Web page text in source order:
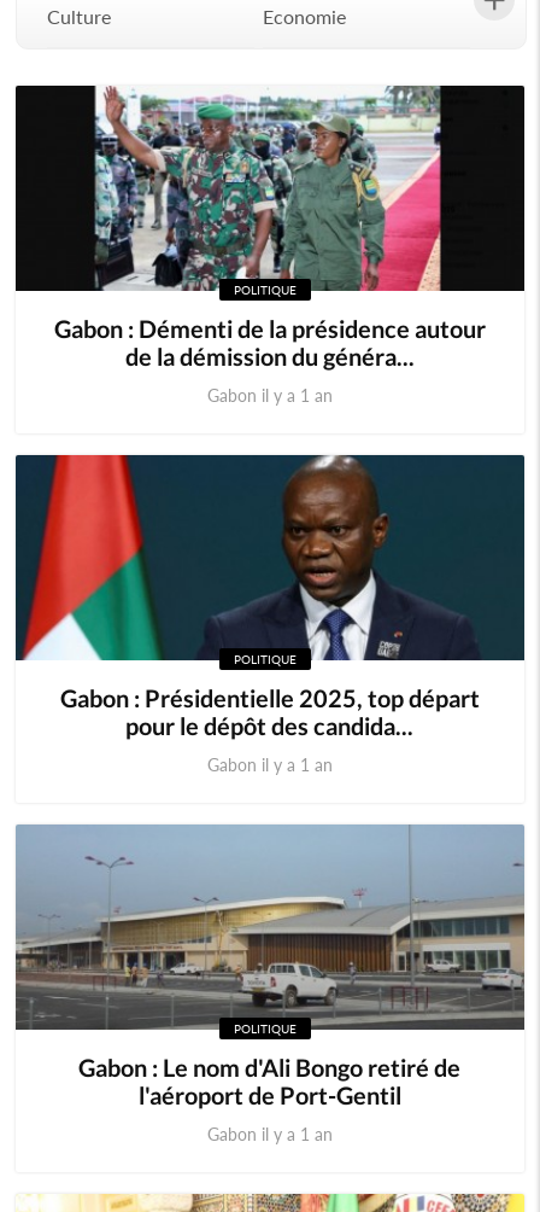
Culture Economie
Justice Mode
Politique Santé
Science Société
POLITIQUE
Gabon : Démenti de la présidence autour
de la démission du généra...
Gabon il y a 1 an
POLITIQUE
Gabon : Présidentielle 2025, top départ
pour le dépôt des candida...
Gabon il y a 1 an
POLITIQUE
Gabon : Le nom d'Ali Bongo retiré de
l'aéroport de Port-Gentil
Gabon il y a 1 an